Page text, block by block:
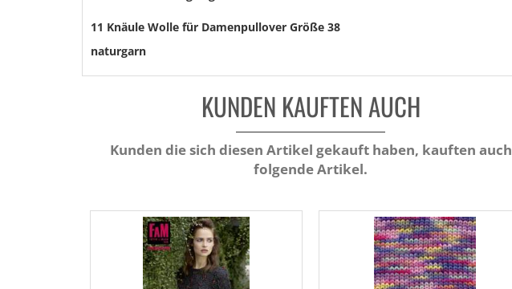
11 Knäule Wolle für Damenpullover Größe 38
naturgarn
KUNDEN KAUFTEN AUCH
Kunden die sich diesen Artikel gekauft haben, kauften auch
folgende Artikel.